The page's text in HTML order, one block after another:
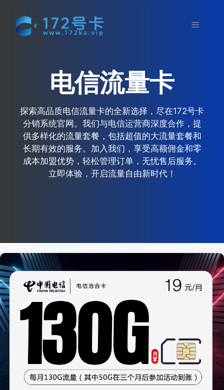
菜
电信流量卡
探索高品质电信流量卡的全新选择，尽在172号卡
分销系统官网。我们与电信运营商深度合作，提
供多样化的流量套餐，包括超值的大流量套餐和
长期有效的服务。加入我们，享受高额佣金和零
成本加盟优势，轻松管理订单，无忧售后服务。
立即体验，开启流量自由新时代！